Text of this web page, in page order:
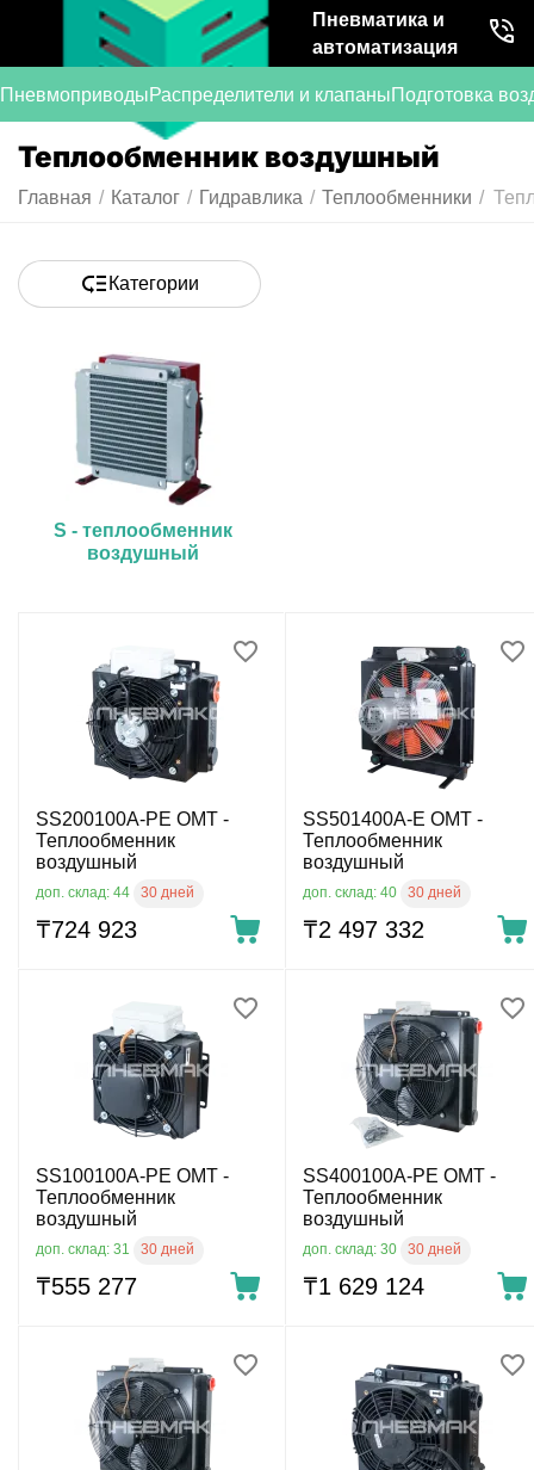
Пневматика и
автоматизация
ПневмоприводыРаспределители и клапаныПодготовка
Теплообменник воздушный
Главная / Каталог / Гидравлика / Теплообменники /
Категории
S - теплообменник
воздушный
SS200100A-PE OMT -
Теплообменник
воздушный
доп. склад: 44 30 дней
₸724 923
SS501400A-E OMT -
Теплообменник
воздушный
доп. склад: 40 30 дней
₸2 497 332
SS100100A-PE OMT -
Теплообменник
воздушный
доп. склад: 31 30 дней
₸555 277
SS400100A-PE OMT -
Теплообменник
воздушный
доп. склад: 30 30 дней
₸1 629 124